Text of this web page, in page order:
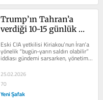
Trump’ın Tahran’a
verdiği 10-15 günlük
süre dolmadan saldırı
kararı aldığı iddia edildi
Eski CIA yetkilisi Kiriakou’nun İran’a
yönelik “bugün-yarın saldırı olabilir”
iddiası gündemi sarsarken, yönetim
içinde siyasi ve...
25.02.2026
70
Yeni Şafak